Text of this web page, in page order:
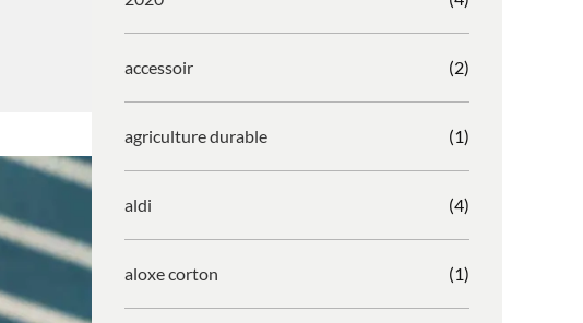
accessoir (2)
agriculture durable (1)
aldi (4)
aloxe corton (1)